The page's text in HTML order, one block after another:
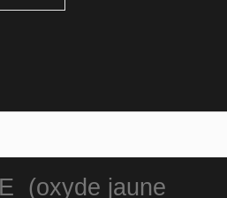
(oxyde jaune